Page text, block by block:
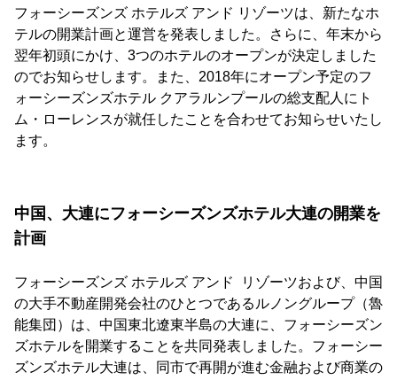
フォーシーズンズ ホテルズ アンド リゾーツは、新たなホ
テルの開業計画と運営を発表しました。さらに、年末から
翌年初頭にかけ、3つのホテルのオープンが決定しました
のでお知らせします。また、2018年にオープン予定のフ
ォーシーズンズホテル クアラルンプールの総支配人にト
ム・ローレンスが就任したことを合わせてお知らせいたし
ます。
中国、大連にフォーシーズンズホテル大連の開業を
計画
フォーシーズンズ ホテルズ アンド リゾーツおよび、中国
の大手不動産開発会社のひとつであるルノングループ（魯
能集団）は、中国東北遼東半島の大連に、フォーシーズン
ズホテルを開業することを共同発表しました。フォーシー
ズンズホテル大連は、同市で再開が進む金融および商業の